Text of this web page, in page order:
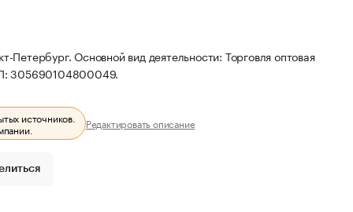
Основной вид деятельности: Торговля оптовая
305690104800049.
источников. Редактировать описание